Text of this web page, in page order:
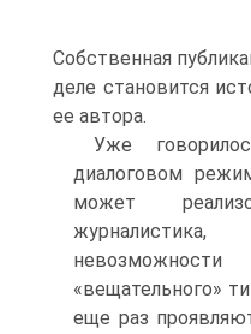
Собственная
деле становится
ее автора.
Уже
диалоговом
может
невозможности
«вещательного»
еще раз